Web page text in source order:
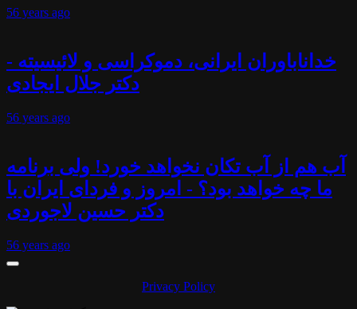
56 years ago
خداناباوران ایرانی، دموکراسی و لائیسیته -
دکتر جلال ایجادی
56 years ago
آب هم از آب تکان نخواهد خورد! ولی برنامه
ما چه خواهد بود؟ - امروز و فردای ایران با
دکتر حسین لاجوردی
56 years ago
Privacy Policy